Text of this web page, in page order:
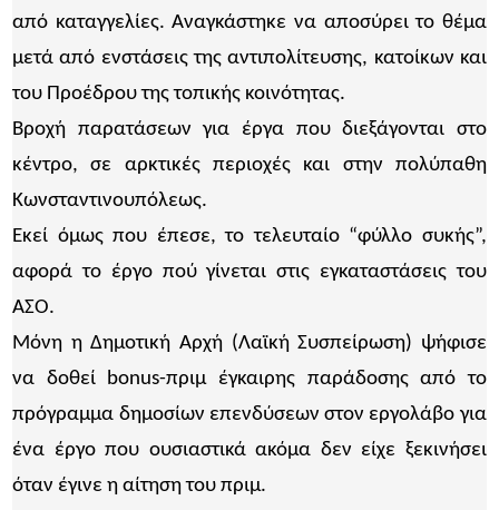
από καταγγελίες. Αναγκάστηκε να αποσύρει το θέμα
μετά από ενστάσεις της αντιπολίτευσης, κατοίκων και
του Προέδρου της τοπικής κοινότητας.
Βροχή παρατάσεων για έργα που διεξάγονται στο
κέντρο, σε αρκτικές περιοχές και στην πολύπαθη
Κωνσταντινουπόλεως.
Εκεί όμως που έπεσε, το τελευταίο “φύλλο συκής”,
αφορά το έργο πού γίνεται στις εγκαταστάσεις του
ΑΣΟ.
Μόνη η Δημοτική Αρχή (Λαϊκή Συσπείρωση) ψήφισε
να δοθεί bonus-πριμ έγκαιρης παράδοσης από το
πρόγραμμα δημοσίων επενδύσεων στον εργολάβο για
ένα έργο που ουσιαστικά ακόμα δεν είχε ξεκινήσει
όταν έγινε η αίτηση του πριμ.